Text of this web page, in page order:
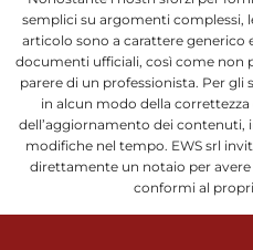
semplici su argomenti complessi,
articolo sono a carattere generico
documenti ufficiali, così come non
parere di un professionista. Per gli
in alcun modo della
dell’aggiornamento dei
modifiche nel tempo. EWS srl
direttamente un notaio per
conformi al